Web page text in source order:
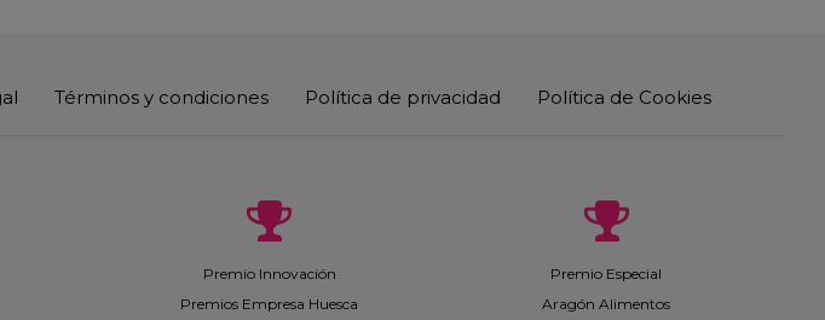
Términos y condiciones Política de privacidad Política de Cookies
Premio Innovación
Premios Empresa Huesca
Premio Especial
Aragón Alimentos